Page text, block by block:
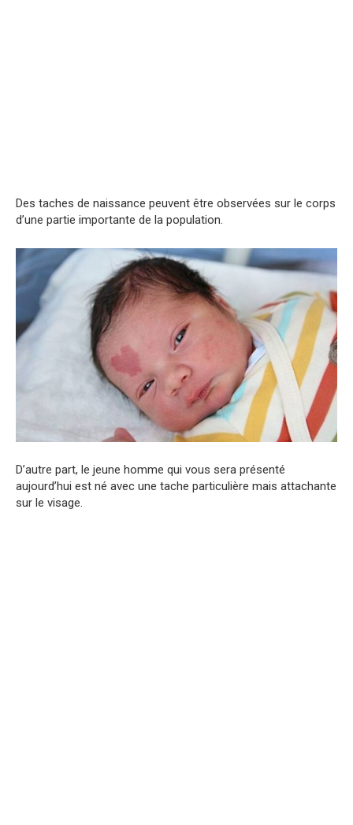
Des taches de naissance peuvent être observées sur le corps
d’une partie importante de la population.
D’autre part, le jeune homme qui vous sera présenté
aujourd’hui est né avec une tache particulière mais attachante
sur le visage.